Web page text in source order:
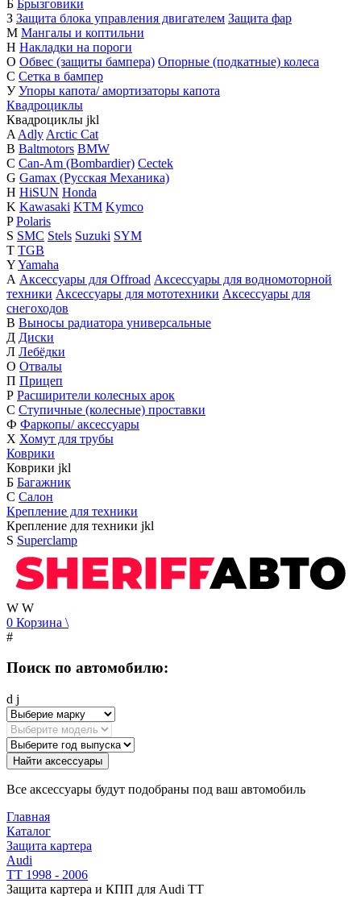
Б Брызговики
З Защита блока управления двигателем Защита фар
М Мангалы и коптильни
Н Накладки на пороги
О Обвес (защиты бампера) Опорные (подкатные) колеса
С Сетка в бампер
У Упоры капота/ амортизаторы капота
Квадроциклы
Квадроциклы jkl
A Adly Arctic Cat
B Baltmotors BMW
C Can-Am (Bombardier) Cectek
G Gamax (Русская Механика)
H HiSUN Honda
K Kawasaki KTM Kymco
P Polaris
S SMC Stels Suzuki SYM
T TGB
YYamaha
А Аксессуары для Offroad Аксессуары для водномоторной
техники Аксессуары для мототехники Аксессуары для
снегоходов
В Выносы радиатора универсальные
Д Диски
Л Лебёдки
О Отвалы
П Прицеп
Р Расширители колесных арок
С Ступичные (колесные) проставки
Ф Фаркопы/ аксессуары
Х Хомут для трубы
Коврики
Коврики jkl
Б Багажник
С Салон
Крепление для техники
Крепление для техники jkl
S Superclamp
W W
0 Корзина \
#
Поиск по автомобилю:
d j
Найти аксессуары
Все аксессуары будут подобраны под ваш автомобиль
Главная
Каталог
Защита картера
Audi
TT 1998 - 2006
Защита картера и КПП для Audi TT